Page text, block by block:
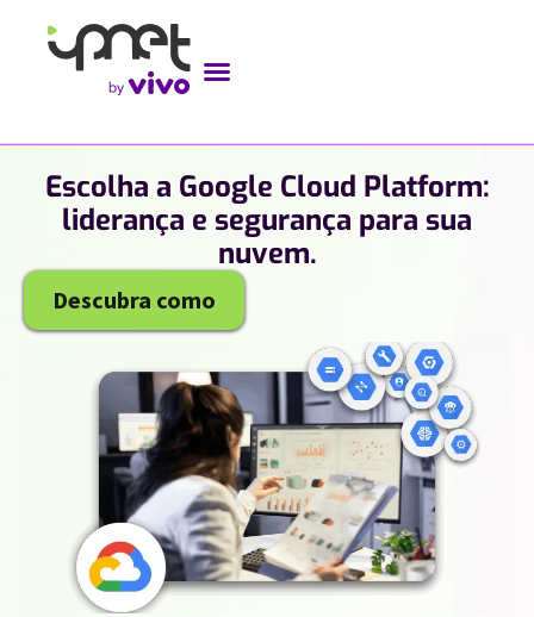
Escolha a Google Cloud Platform:
liderança e segurança para sua
nuvem.
Descubra como